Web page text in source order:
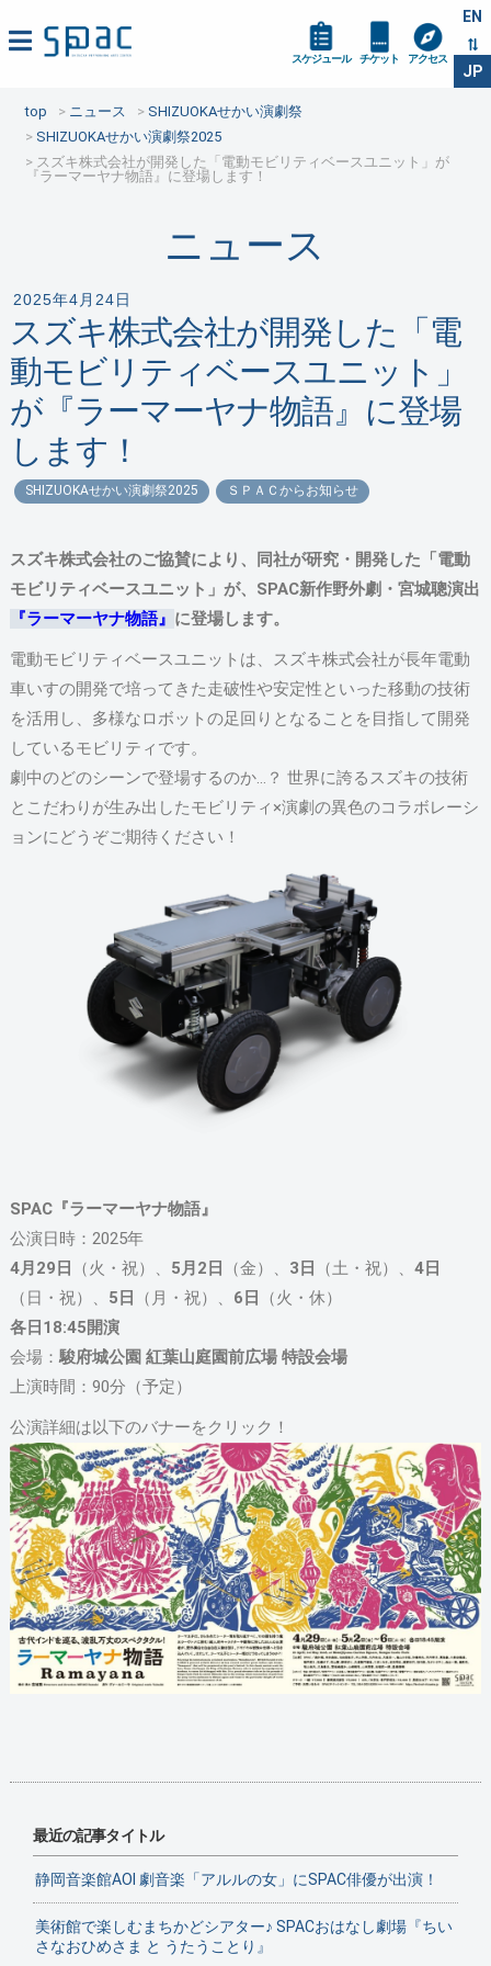
EN
JP
スケジュール チケット アクセス
top ニュース
SHIZUOKAせかい演劇祭
SHIZUOKAせかい演劇祭2025
スズキ株式会社が開発した「電動モビリティベースユニット」が
『ラーマーヤナ物語』に登場します！
ニュース
2025年4月24日
スズキ株式会社が開発した「電
動モビリティベースユニット」
が『ラーマーヤナ物語』に登場
します！
SHIZUOKAせかい演劇祭2025 ＳＰＡＣからお知らせ
スズキ株式会社のご協賛により、同社が研究・開発した「電動
モビリティベースユニット」が、SPAC新作野外劇・宮城聰演出
『ラーマーヤナ物語』 に登場します。
電動モビリティベースユニットは、スズキ株式会社が長年電動
車いすの開発で培ってきた走破性や安定性といった移動の技術
を活用し、多様なロボットの足回りとなることを目指して開発
しているモビリティです。
劇中のどのシーンで登場するのか…？ 世界に誇るスズキの技術
とこだわりが生み出したモビリティ×演劇の異色のコラボレーシ
ョンにどうぞご期待ください！
SPAC『ラーマーヤナ物語』
公演日時：2025年
4月29日
（火・祝）、 5月2日 （金）、 3日 （土・祝）、 4日
（日・祝）、 5日 （月・祝）、 6日
（火・休）
各日18:45開演
会場：駿府城公園 紅葉山庭園前広場 特設会場
上演時間：90分（予定）
公演詳細は以下のバナーをクリック！
最近の記事タイトル
静岡音楽館AOI 劇音楽「アルルの女」にSPAC俳優が出演！
美術館で楽しむまちかどシアター♪ SPACおはなし劇場『ちい
さなおひめさま と うたうことり』